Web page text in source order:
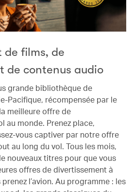
de films, de
de contenus audio
grande bibliothèque de
Pacifique, récompensée par le
meilleure offre de
au monde. Prenez place,
vous captiver par notre offre
au long du vol. Tous les mois,
nouveaux titres pour que vous
offres de divertissement à
l’avion. Au programme : les